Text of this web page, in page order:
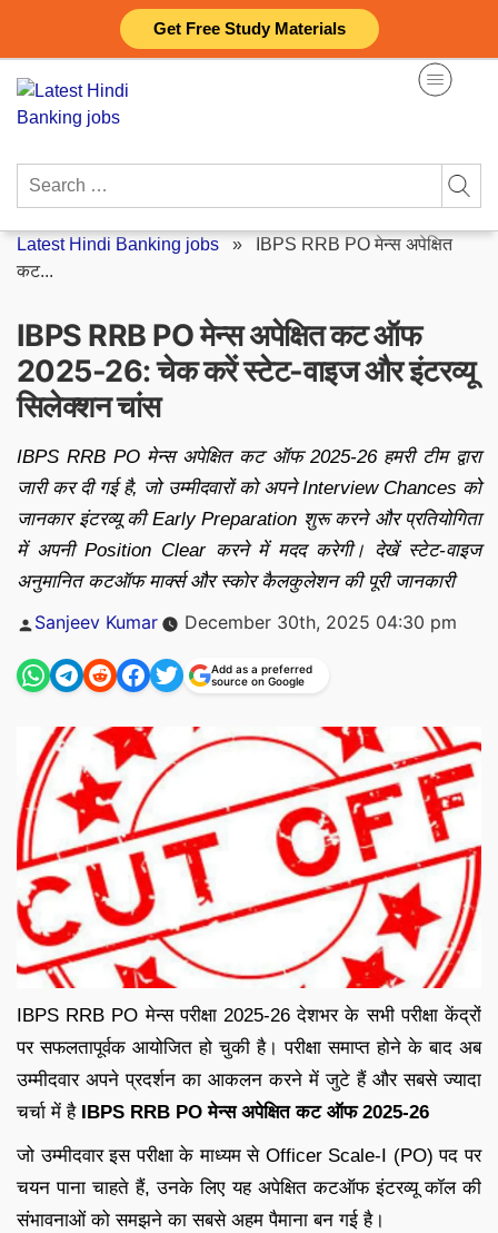
Get Free Study Materials
content
Search
Latest Hindi Banking jobs »
IBPS RRB PO मेन्स अपेक्षित
कट...
IBPS RRB PO मेन्स अपेक्षित कट ऑफ
2025-26: चेक करें स्टेट-वाइज और इंटरव्यू
सिलेक्शन चांस
IBPS RRB PO मेन्स अपेक्षित कट ऑफ 2025-26 हमरी टीम द्वारा
जारी कर दी गई है, जो उम्मीदवारों को अपने Interview Chances को
जानकार इंटरव्यू की Early Preparation शुरू करने और प्रतियोगिता
में अपनी Position Clear करने में मदद करेगी। देखें स्टेट-वाइज
अनुमानित कटऑफ मार्क्स और स्कोर कैलकुलेशन की पूरी जानकारी
Posted
Sanjeev Kumar December 30th, 2025 04:30 pm
Add as a preferred
source on Google
IBPS RRB PO मेन्स परीक्षा 2025-26 देशभर के सभी परीक्षा केंद्रों
पर सफलतापूर्वक आयोजित हो चुकी है। परीक्षा समाप्त होने के बाद अब
उम्मीदवार अपने प्रदर्शन का आकलन करने में जुटे हैं और सबसे ज्यादा
चर्चा में है IBPS RRB PO मेन्स अपेक्षित कट ऑफ 2025-26
जो उम्मीदवार इस परीक्षा के माध्यम से Officer Scale-I (PO) पद पर
चयन पाना चाहते हैं, उनके लिए यह अपेक्षित कटऑफ इंटरव्यू कॉल की
संभावनाओं को समझने का सबसे अहम पैमाना बन गई है।